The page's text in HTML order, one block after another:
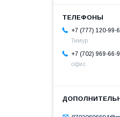
+7 (777) 120-99-
Тимур
+7 (702) 969-66-
офис